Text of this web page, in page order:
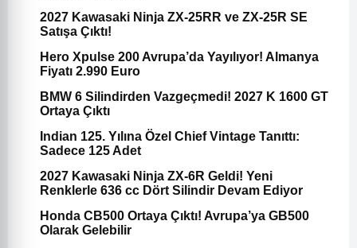
2027 Kawasaki Ninja ZX-25RR ve ZX-25R SE
Satışa Çıktı!
Hero Xpulse 200 Avrupa’da Yayılıyor! Almanya
Fiyatı 2.990 Euro
BMW 6 Silindirden Vazgeçmedi! 2027 K 1600 GT
Ortaya Çıktı
Indian 125. Yılına Özel Chief Vintage Tanıttı:
Sadece 125 Adet
2027 Kawasaki Ninja ZX-6R Geldi! Yeni
Renklerle 636 cc Dört Silindir Devam Ediyor
Honda CB500 Ortaya Çıktı! Avrupa’ya GB500
Olarak Gelebilir